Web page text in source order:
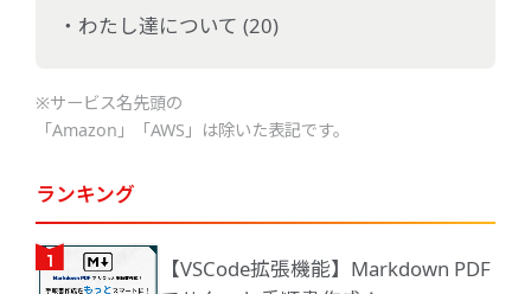
わたし達について (20)
※サービス名先頭の
「Amazon」「AWS」は除いた表記です。
ランキング
【VSCode拡張機能】Markdown PDF